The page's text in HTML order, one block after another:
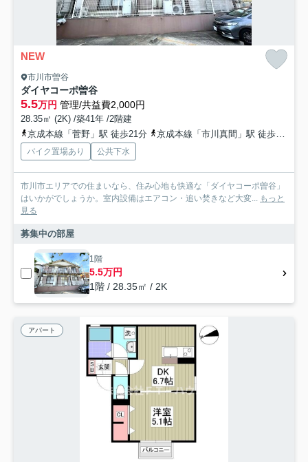
NEW
市川市曽谷
ダイヤコーポ曽谷
5.5万円 管理/共益費2,000円
28.35㎡ (2K) /築41年 /2階建
京成本線「菅野」駅 徒歩21分
京成本線「市川真間」駅 徒歩25分
バイク置場あり 公共下水
市川市エリアでの住まいなら、住み心地も快適な「ダイヤコーポ曽谷」
はいかがでしょうか。室内設備はエアコン・追い焚きなど大変... もっと
見る
募集中の部屋
1階
5.5万円
1階 / 28.35㎡ / 2K
アパート